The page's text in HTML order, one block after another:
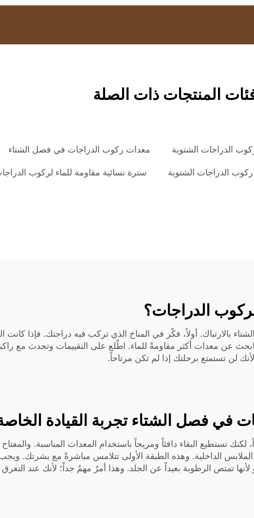
المنتجات ذات الصلة
الدراجات الشتوية
معدات ركوب الدراجات في فصل الشتاء
الدراجات الشتوية
سترة نسائية مقاومة للماء لركوب
الدراجات؟
بالارتباك. أولاً، فكّر في المناخ الذي تركب فيه دراجتك. فإذا كانت
عن معدات أكثر مقاومةً للماء. اطّلع على التقييمات وتحدث مع
لن تستمتع برحلتك إذا لم تكن مرتاحاً.
فصل الشتاء تجربة القيادة
تستطيع البقاء دافئاً ومريحاً باستخدام المعدات المناسبة.
الملابس الداخلية. وهذه الطبقة الأولى تتلامس مباشرةً مع بشرتك.
تمتص الرطوبة بعيداً عن الجلد. وهذا أمرٌ مهمٌ جداً؛ لأنك عند التعرق